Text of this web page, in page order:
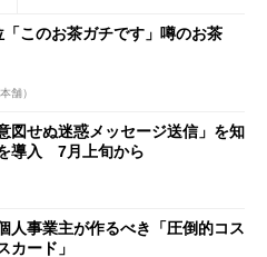
「このお茶ガチです」噂のお茶
舗）
図せぬ迷惑メッセージ送信」を知
導入 7月上旬から
人事業主が作るべき「圧倒的コス
カード」